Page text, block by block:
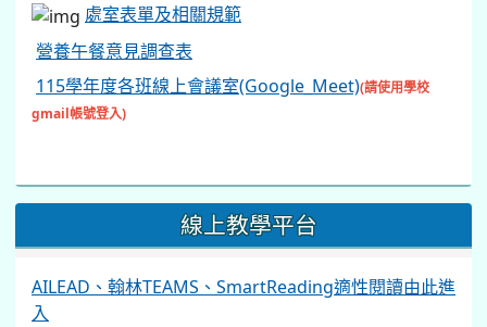
處室表單及相關規範
營養午餐意見調查表
115學年度各班線上會議室(Google_Meet)(請使用學校
gmail帳號登入)
線上教學平台
AILEAD、翰林TEAMS、SmartReading適性閱讀由此進
入